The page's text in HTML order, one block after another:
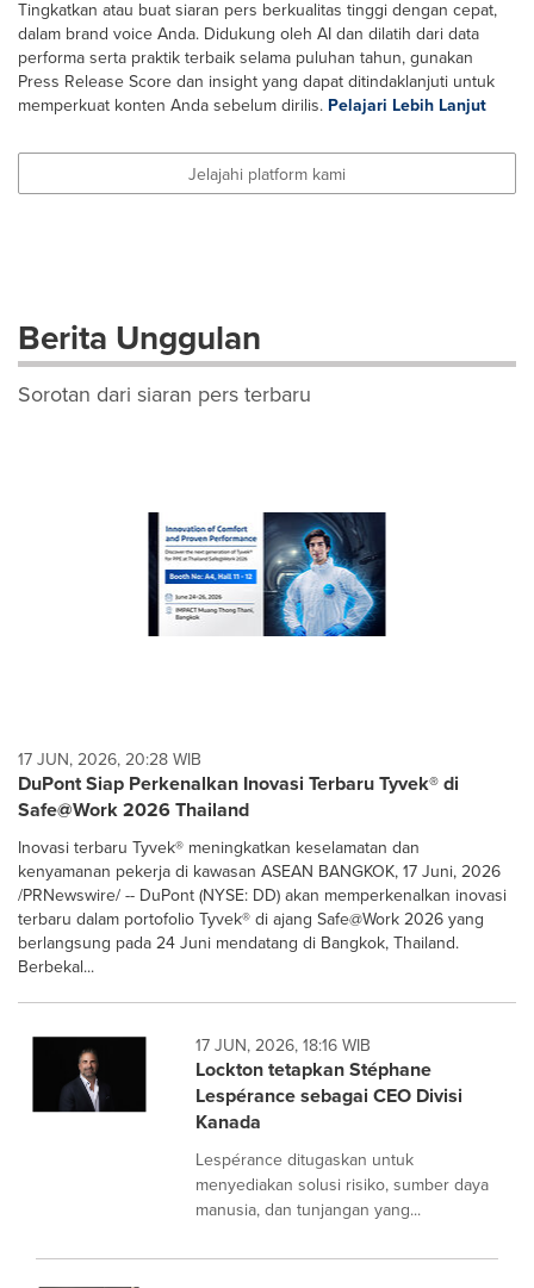
Tingkatkan atau buat siaran pers berkualitas tinggi dengan cepat,
dalam brand voice Anda. Didukung oleh AI dan dilatih dari data
performa serta praktik terbaik selama puluhan tahun, gunakan
Press Release Score dan insight yang dapat ditindaklanjuti untuk
memperkuat konten Anda sebelum dirilis. Pelajari Lebih Lanjut
Jelajahi platform kami
Berita Unggulan
Sorotan dari siaran pers terbaru
17 JUN, 2026, 20:28 WIB
DuPont Siap Perkenalkan Inovasi Terbaru Tyvek® di
Safe@Work 2026 Thailand
Inovasi terbaru Tyvek® meningkatkan keselamatan dan
kenyamanan pekerja di kawasan ASEAN BANGKOK, 17 Juni, 2026
/PRNewswire/ -- DuPont (NYSE: DD) akan memperkenalkan inovasi
terbaru dalam portofolio Tyvek® di ajang Safe@Work 2026 yang
berlangsung pada 24 Juni mendatang di Bangkok, Thailand.
Berbekal...
17 JUN, 2026, 18:16 WIB
Lockton tetapkan Stéphane
Lespérance sebagai CEO Divisi
Kanada
Lespérance ditugaskan untuk
menyediakan solusi risiko, sumber daya
manusia, dan tunjangan yang...